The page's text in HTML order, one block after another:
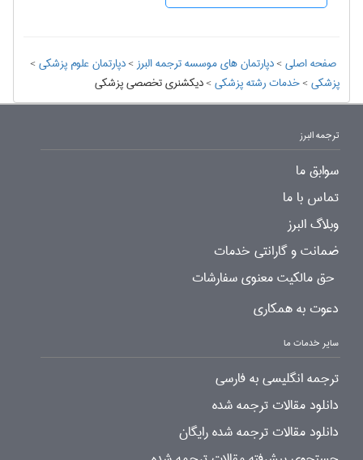
صفحه اصلی>دپارتمان های موسسه ترجمه البرز>دپارتمان علوم پزشكی>
پزشكی>خدمات رشته پزشكی>دیکشنری تخصصی پزشکی
ترجمه البرز
سوابق ما
تماس با ما
وبلاگ البرز
ضمانت و گارانتی خدمات
حق مالکیت معنوی سفارشات
دعوت به همکاری
سایر خدمات ما
ترجمه انگلیسی به فارسی
دانلود مقالات ترجمه شده
دانلود مقالات ترجمه شده رایگان